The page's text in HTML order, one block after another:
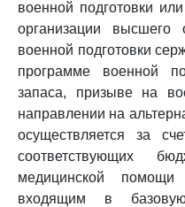
военной подготовки
организации высшего
военной подготовки
программе военной
запаса, призыве на
направлении на
осуществляется за
соответствующих
медицинской
входящим в